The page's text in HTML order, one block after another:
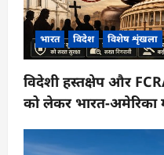
भारत विदेश विशेष शृंखला
विदेशी हस्तक्षेप और
को लेकर भारत-अमेरिका